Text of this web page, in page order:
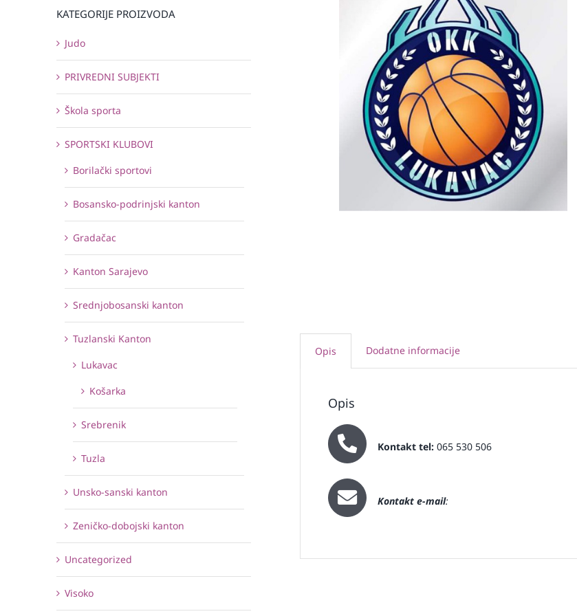
Opis Dodatne informacije
Opis
Kontakt tel: 065 530 506
Kontakt e-mail:
KATEGORIJE PROIZVODA
Judo
PRIVREDNI SUBJEKTI
Škola sporta
SPORTSKI KLUBOVI
Borilački sportovi
Bosansko-podrinjski kanton
Gradačac
Kanton Sarajevo
Srednjobosanski kanton
Tuzlanski Kanton
Lukavac
Košarka
Srebrenik
Tuzla
Unsko-sanski kanton
Zeničko-dobojski kanton
Uncategorized
Visoko